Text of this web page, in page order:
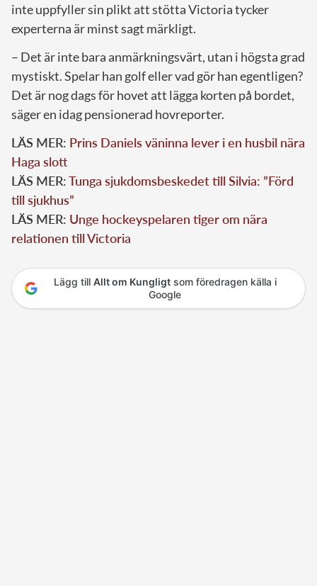
inte uppfyller sin plikt att stötta Victoria tycker
experterna är minst sagt märkligt.
– Det är inte bara anmärkningsvärt, utan i högsta grad
mystiskt. Spelar han golf eller vad gör han egentligen?
Det är nog dags för hovet att lägga korten på bordet,
säger en idag pensionerad hovreporter.
LÄS MER: Prins Daniels väninna lever i en husbil nära
Haga slott
LÄS MER:Tunga sjukdomsbeskedet till Silvia: ”Förd
till sjukhus”
LÄS MER: Unge hockeyspelaren tiger om nära
relationen till Victoria
Lägg till Allt om Kungligtsom föredragen källa i
Google